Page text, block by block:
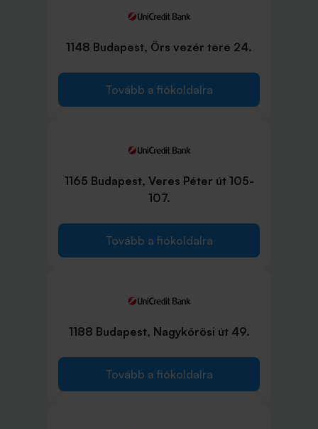
1148 Budapest, Örs vezér tere 24.
Tovább a fiókoldalra
1165 Budapest, Veres Péter út 105-
107.
Tovább a fiókoldalra
1188 Budapest, Nagykőrösi út 49.
Tovább a fiókoldalra